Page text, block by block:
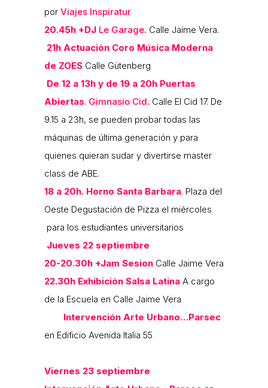
por Viajes Inspiratur
20.45h +DJ Le Garage. Calle Jaime Vera.
21h Actuación Coro Música Moderna
de ZOES Calle Gütenberg
De 12 a 13h y de 19 a 20h Puertas
Abiertas. Gimnasio Cid. Calle El Cid 17. De
9.15 a 23h, se pueden probar todas las
máquinas de última generación y para
quienes quieran sudar y divertirse master
class de ABE.
18 a 20h. Horno Santa Barbara. Plaza del
Oeste Degustación de Pizza el miércoles
para los estudiantes universitarios
Jueves 22 septiembre
20-20.30h +Jam Sesion Calle Jaime Vera
22.30h Exhibición Salsa Latina A cargo
de la Escuela en Calle Jaime Vera
Intervención Arte Urbano…Parsec
en Edificio Avenida Italia 55
Viernes 23 septiembre